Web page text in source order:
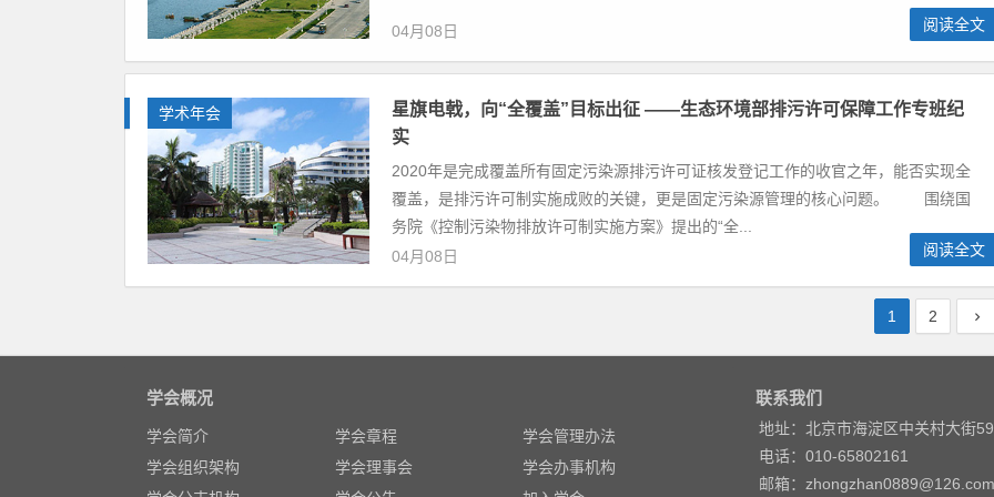
04月08日 阅读全文
学术年会
星旗电戟，向“全覆盖”目标出征 ——生态环境部排污许可保障工作专班纪
实
2020年是完成覆盖所有固定污染源排污许可证核发登记工作的收官之年，能否实现全
覆盖，是排污许可制实施成败的关键，更是固定污染源管理的核心问题。 围绕国
务院《控制污染物排放许可制实施方案》提出的“全...
04月08日
阅读全文
1 2
学会概况
学会简介 学会章程
学会管理办法
学会组织架构
学会理事会
学会办事机构
联系我们
地址：北京市海淀区中关村大街
电话：010-65802161
邮箱：zhongzhan0889@126.com